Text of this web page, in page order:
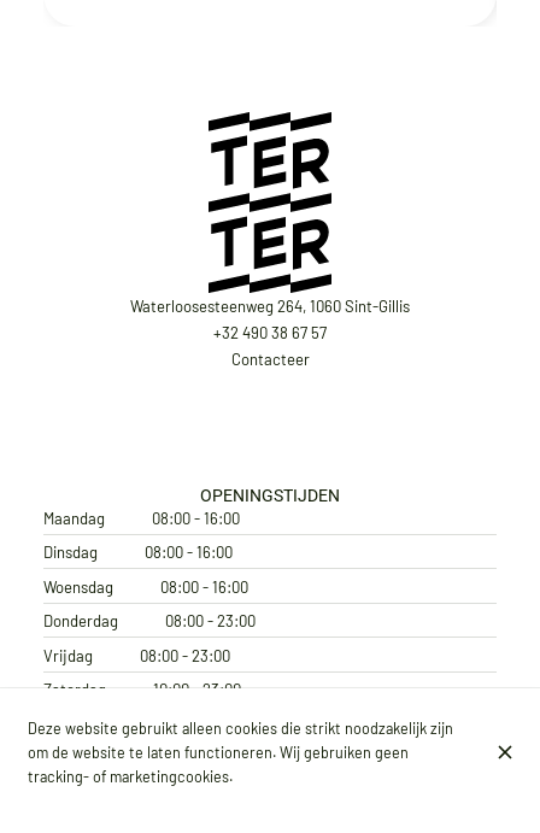
Waterloosesteenweg 264, 1060 Sint-Gillis
+32 490 38 67 57
Contacteer
OPENINGSTIJDEN
Maandag
08:00 - 16:00
Dinsdag
08:00 - 16:00
Woensdag
08:00 - 16:00
Donderdag
08:00 - 23:00
Vrijdag
08:00 - 23:00
Zaterdag
10:00 - 23:00
Zondag
10:00 - 16:00
ABONNEER JE OP ONZE NIEUWSBRIEF
Deze website gebruikt alleen cookies die strikt noodzakelijk zijn
om de website te laten functioneren. Wij gebruiken geen
tracking- of marketingcookies.